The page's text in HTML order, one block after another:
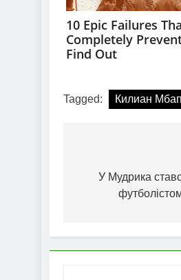
Tagged: Килиан
записів
У Мудрика